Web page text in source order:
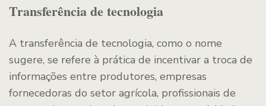
Transferência de tecnologia
A transferência de tecnologia, como o nome
sugere, se refere à prática de incentivar a troca de
informações entre produtores, empresas
fornecedoras do setor agrícola, profissionais de